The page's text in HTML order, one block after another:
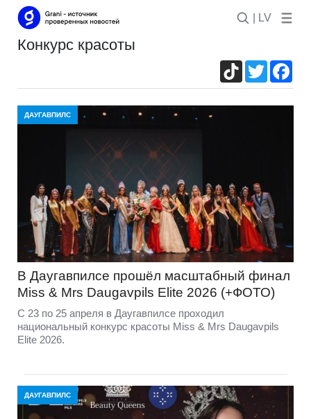
| LV
конкурс красоты
TikTokTwitter
ДАУГАВПИЛС
В Даугавпилсе прошёл масштабный финал
Miss & Mrs Daugavpils Elite 2026 (+ФОТО)
С 23 по 25 апреля в Даугавпилсе проходил
национальный конкурс красоты Miss & Mrs Daugavpils
Elite 2026.
ДАУГАВПИЛС